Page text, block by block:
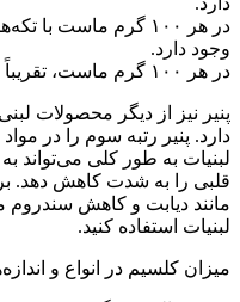
وجود دارد.
در هر ۱۰۰ گرم ماست، تقریباً ۲۰۷ میلی‌گرم کلسیم وجود دارد.
پنیر نیز از دیگر محصولات
دارد. پنیر رتبه سوم را در
لبنیات به طور کلی می‌تواند
قلبی را به شدت کاهش دهد.
مانند دیابت و کاهش سندروم
لبنیات استفاده کنید.
میزان کلسیم در انواع و